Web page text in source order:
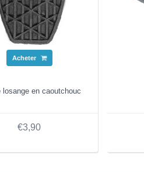
Acheter
losange en caoutchouc
€3,90